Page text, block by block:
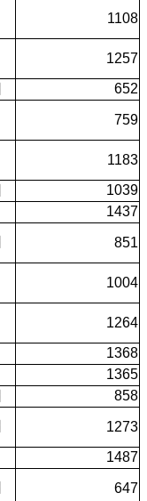
1108
1257
652
759
1183
1039
1437
851
1004
1264
1368
1365
858
1273
1487
647